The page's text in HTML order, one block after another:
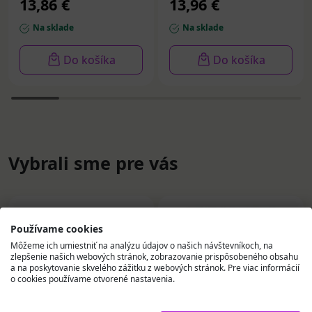
13,86 €
Na sklade
Do košíka
13,96 €
Na sklade
Do košíka
Vybrali sme pre vás
Používame cookies
Môžeme ich umiestniť na analýzu údajov o našich návštevníkoch, na
zlepšenie našich webových stránok, zobrazovanie prispôsobeného obsahu
a na poskytovanie skvelého zážitku z webových stránok. Pre viac informácií
o cookies používame otvorené nastavenia.